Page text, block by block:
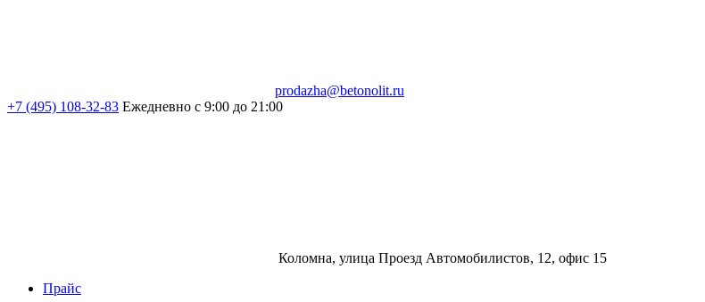
prodazha@betonolit.ru
+7 (495) 108-32-83 Ежедневно с 9:00 до 21:00
Коломна, улица Проезд Автомобилистов, 12, офис 15
Прайс